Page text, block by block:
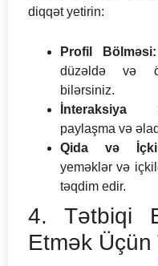
diqqət yetirin:
Profil Bölməsi:
düzəldə və
bilərsiniz.
İnteraksiya
paylaşma və
Qida və İçki
yeməklər və
təqdim edir.
4. Tətbiqi
Etmək